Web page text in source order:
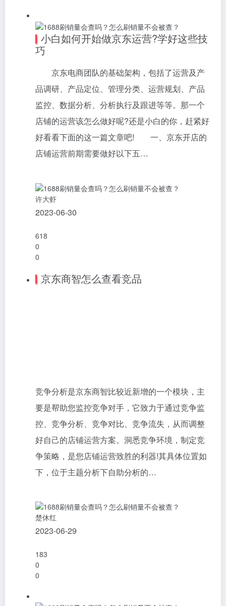
小白如何开始做京东运营?学好这些技
巧
京东电商团队的基础架构，包括了运营及产
品调研、产品定位、管理分类、运营规划、产品
监控、数据分析、分析执行及跟进等等。那一个
店铺的运营该怎么做好呢?还是小白的你，赶紧好
好看看下面的这一篇文章吧! 一、京东开店的
店铺运营前期需要做好以下五…
许大虾
2023-06-30
618
0
0
京东商智怎么查看竞品
竞争分析是京东商智比较近新增的一个模块，主
要是帮助您监控竞争对手，它致力于通过竞争监
控、竞争分析、竞争对比、竞争流失，从而调整
好自己的店铺运营方案。洞悉竞争环境，制定竞
争策略，是您店铺运营致胜的利器!其具体位置如
下，位于主题分析下自助分析的…
楚休红
2023-06-29
183
0
0